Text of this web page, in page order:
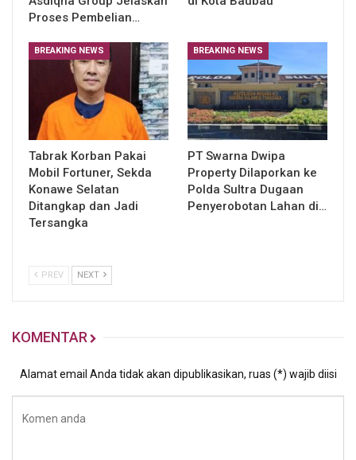
Proses Pembelian…
BREAKING NEWS
Tabrak Korban Pakai
Mobil Fortuner, Sekda
Konawe Selatan
Ditangkap dan Jadi
Tersangka
BREAKING NEWS
PT Swarna Dwipa
Property Dilaporkan ke
Polda Sultra Dugaan
Penyerobotan Lahan di…
PREV NEXT
KOMENTAR
Alamat email Anda tidak akan dipublikasikan, ruas (*) wajib diisi